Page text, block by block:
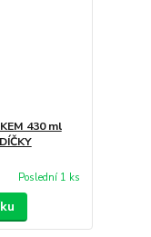
430 ml
Poslední 1 ks